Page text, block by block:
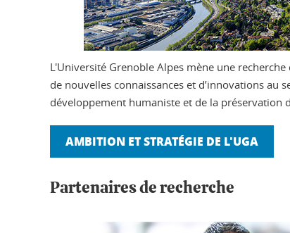
L'Université Grenoble Alpes mène une
de nouvelles connaissances et d’innovations au
développement humaniste et de la préservation
AMBITION ET STRATÉGIE DE L'UGA
Partenaires de recherche